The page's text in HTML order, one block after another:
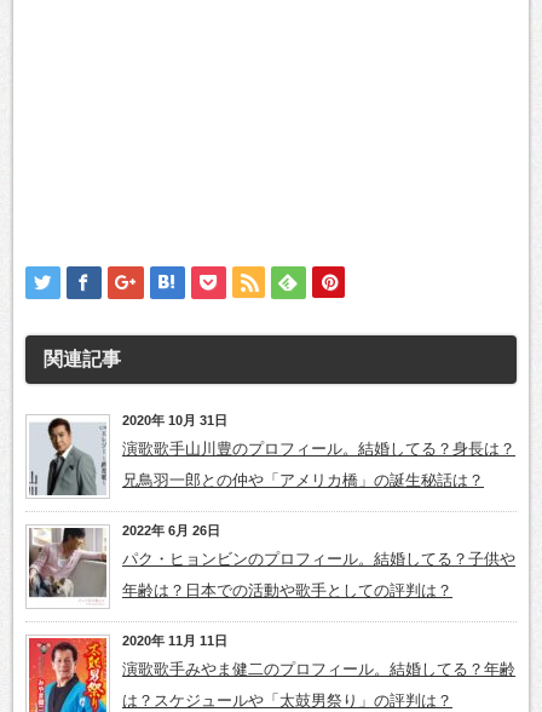
関連記事
2020年 10月 31日
演歌歌手山川豊のプロフィール。結婚してる？身長は？
兄鳥羽一郎との仲や「アメリカ橋」の誕生秘話は？
2022年 6月 26日
パク・ヒョンビンのプロフィール。結婚してる？子供や
年齢は？日本での活動や歌手としての評判は？
2020年 11月 11日
演歌歌手みやま健二のプロフィール。結婚してる？年齢
は？スケジュールや「太鼓男祭り」の評判は？